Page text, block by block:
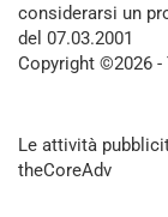
considerarsi un
del 07.03.2001
Copyright ©2026
Le attività
theCoreAdv